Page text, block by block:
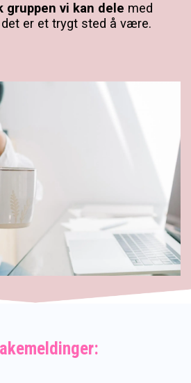
gruppen vi kan dele med
det er et trygt sted å være.